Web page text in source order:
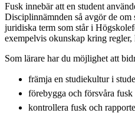
Fusk innebär att en student
Disciplinnämnden så avgör de
juridiska term som står i
exempelvis okunskap kring regler,
Som lärare har du möjlighet att
främja en studiekultur i
förebygga och försvåra
kontrollera fusk och